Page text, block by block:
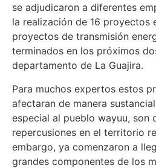
se adjudicaron a diferentes
la realización de 16 proyectos
proyectos de transmisión
terminados en los próximos
departamento de La Guajira.
Para muchos expertos estos
afectaran de manera
especial al pueblo wayuu, son
repercusiones en el territorio
embargo, ya comenzaron a
grandes componentes de los